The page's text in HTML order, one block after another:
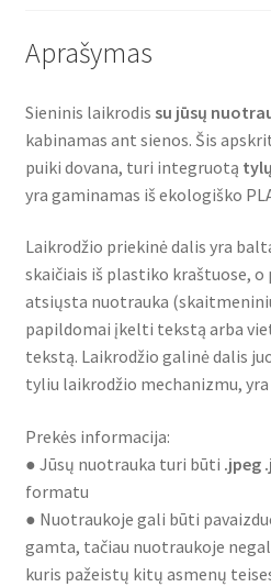
Aprašymas
Sieninis laikrodis su jūsų
kabinamas ant sienos. Šis
puiki dovana, turi integruotą tylų
yra gaminamas iš ekologiško
Laikrodžio priekinė dalis yra
skaičiais iš plastiko kraštuose,
atsiųsta nuotrauka
papildomai įkelti tekstą arba
tekstą. Laikrodžio galinė dalis
tyliu laikrodžio mechanizmu,
Prekės informacija:
● Jūsų nuotrauka turi būti .jpeg
formatu
● Nuotraukoje gali būti
gamta, tačiau nuotraukoje
kuris pažeistų kitų asmenų